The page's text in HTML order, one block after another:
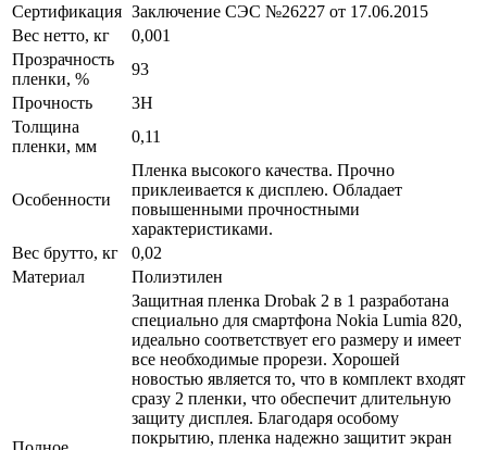
Сертификация Заключение СЭС №26227 от 17.06.2015
Вес нетто, кг
0,001
Прозрачность
пленки, %
93
Прочность
3H
Толщина
пленки, мм
0,11
Особенности
Пленка высокого качества. Прочно
приклеивается к дисплею. Обладает
повышенными прочностными
характеристиками.
Вес брутто, кг
0,02
Материал
Полиэтилен
Защитная пленка Drobak 2 в 1 разработана
специально для смартфона Nokia Lumia 820,
идеально соответствует его размеру и имеет
все необходимые прорези. Хорошей
новостью является то, что в комплект входят
сразу 2 пленки, что обеспечит длительную
защиту дисплея. Благодаря особому
покрытию, пленка надежно защитит экран